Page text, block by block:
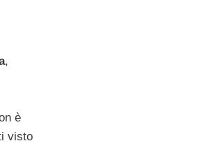
,
è
visto